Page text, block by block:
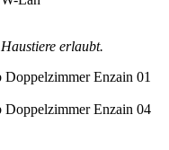
erlaubt.